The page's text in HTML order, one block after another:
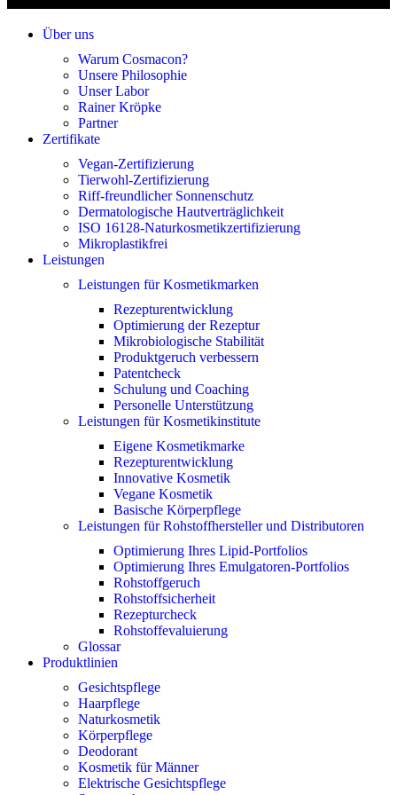
Über uns
Warum Cosmacon?
Unsere Philosophie
Unser Labor
Rainer Kröpke
Partner
Zertifikate
Vegan-Zertifizierung
Tierwohl-Zertifizierung
Riff-freundlicher Sonnenschutz
Dermatologische Hautverträglichkeit
ISO 16128-Naturkosmetikzertifizierung
Mikroplastikfrei
Leistungen
Leistungen für Kosmetikmarken
Rezepturentwicklung
Optimierung der Rezeptur
Mikrobiologische Stabilität
Produktgeruch verbessern
Patentcheck
Schulung und Coaching
Personelle Unterstützung
Leistungen für Kosmetikinstitute
Eigene Kosmetikmarke
Rezepturentwicklung
Innovative Kosmetik
Vegane Kosmetik
Basische Körperpflege
Leistungen für Rohstoffhersteller und Distributoren
Optimierung Ihres Lipid-Portfolios
Optimierung Ihres Emulgatoren-Portfolios
Rohstoffgeruch
Rohstoffsicherheit
Rezepturcheck
Rohstoffevaluierung
Glossar
Produktlinien
Gesichtspflege
Haarpflege
Naturkosmetik
Körperpflege
Deodorant
Kosmetik für Männer
Elektrische Gesichtspflege